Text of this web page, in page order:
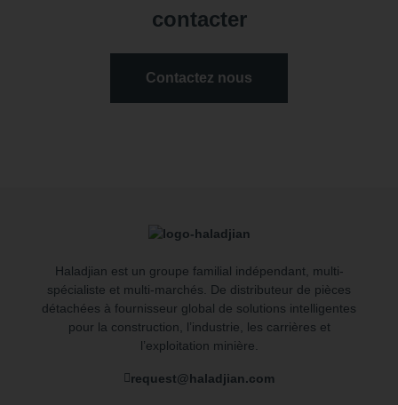
contacter
Contactez nous
Haladjian est un groupe familial indépendant, multi-
spécialiste et multi-marchés. De distributeur de pièces
détachées à fournisseur global de solutions intelligentes
pour la construction, l’industrie, les carrières et
l’exploitation minière.
request@haladjian.com